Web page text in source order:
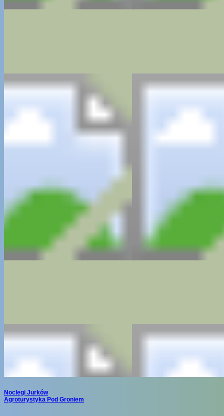
Noclegi Jurków
Agroturystyka Pod Groniem